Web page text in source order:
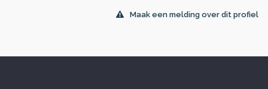
Maak een melding over dit profiel